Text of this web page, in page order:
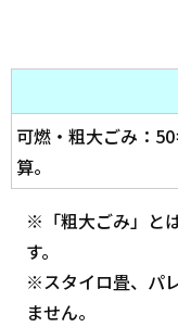
可燃・粗大ごみ：
算。
※「粗大ごみ」と
す。
※スタイロ畳、パ
ません。